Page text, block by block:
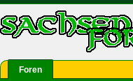
Foren